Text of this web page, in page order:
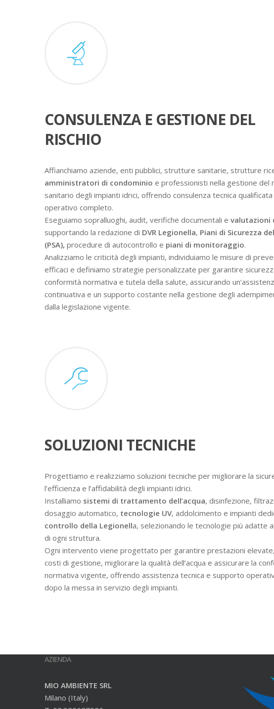
CONSULENZA E GESTIONE DEL
RISCHIO
Affianchiamo aziende, enti pubblici, strutture sanitarie, strutture
amministratori di condominio e professionisti nella gestione del
sanitario degli impianti idrici, offrendo consulenza tecnica
operativo completo.
Eseguiamo sopralluoghi, audit, verifiche documentali evalutazioni
supportando la redazione di DVR Legionella, Piani di Sicurezza
(PSA), procedure di autocontrollo e piani di monitoraggio.
Analizziamo le criticità degli impianti, individuiamo le misure di
efficaci e definiamo strategie personalizzate per garantire
conformità normativa e tutela della salute, assicurando
continuativa e un supporto costante nella gestione degli
dalla legislazione vigente.
SOLUZIONI TECNICHE
Progettiamo e realizziamo soluzioni tecniche per migliorare la
l’efficienza e l’affidabilità degli impianti idrici.
Installiamo sistemi di trattamento dell’acqua, disinfezione,
dosaggio automatico, tecnologie UV, addolcimento e impianti
controllo della Legionella, selezionando le tecnologie più adatte
di ogni struttura.
Ogni intervento viene progettato per garantire prestazioni
costi di gestione, migliorare la qualità dell’acqua e assicurare la
normativa vigente, offrendo assistenza tecnica e supporto
dopo la messa in servizio degli impianti.
AZIENDA
MIO AMBIENTE SRL
Milano (Italy)